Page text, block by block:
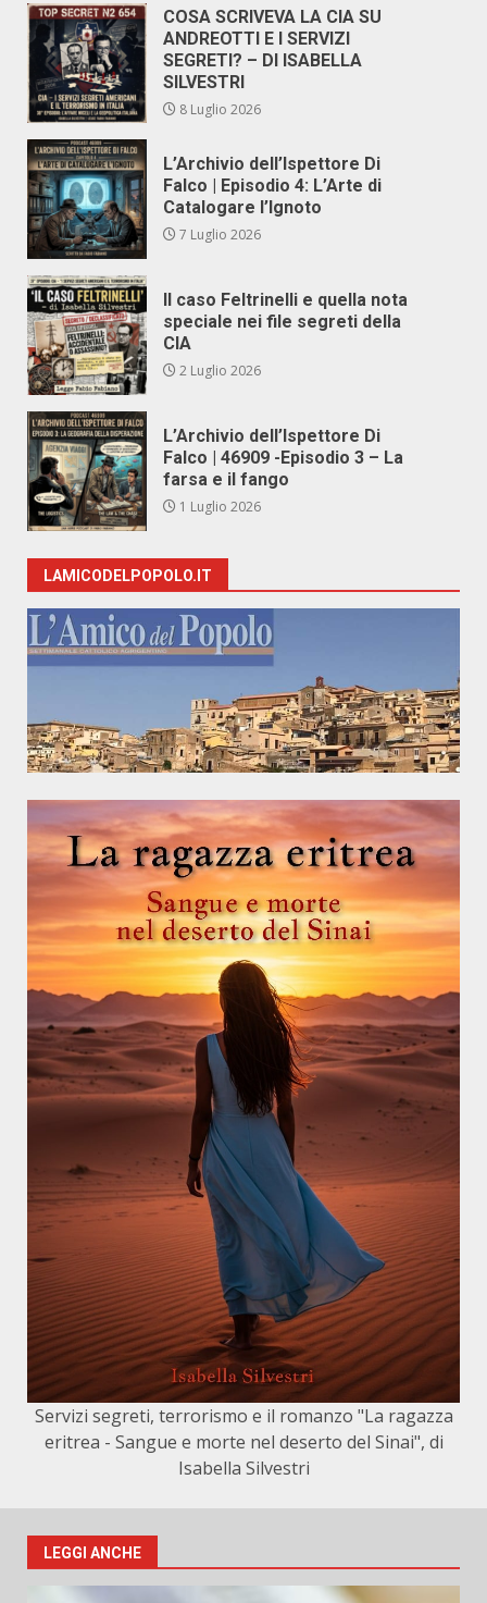
COSA SCRIVEVA LA CIA SU
ANDREOTTI E I SERVIZI
SEGRETI? – DI ISABELLA
SILVESTRI
8 Luglio 2026
L’Archivio dell’Ispettore Di
Falco | Episodio 4: L’Arte di
Catalogare l’Ignoto
7 Luglio 2026
Il caso Feltrinelli e quella nota
speciale nei file segreti della
CIA
2 Luglio 2026
L’Archivio dell’Ispettore Di
Falco | 46909 -Episodio 3 – La
farsa e il fango
1 Luglio 2026
LAMICODELPOPOLO.IT
Servizi segreti, terrorismo e il romanzo "La ragazza
eritrea - Sangue e morte nel deserto del Sinai", di
Isabella Silvestri
LEGGI ANCHE